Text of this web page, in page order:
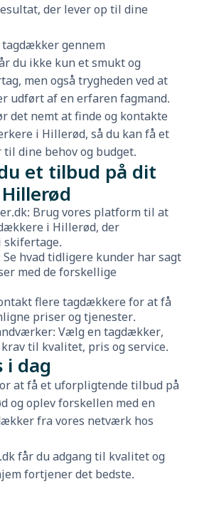
der lever op til dine
gennem
du ikke kun et smukt og
men også trygheden ved at
udført af en erfaren fagmand.
det nemt at finde og kontakte
i Hillerød, så du kan få et
dine behov og budget.
et tilbud på dit
Brug vores platform til at
i Hillerød, der
skifertage.
hvad tidligere kunder har sagt
med de forskellige
flere tagdækkere for at få
priser og tjenester.
Vælg en tagdækker,
til kvalitet, pris og service.
i dag
at få et uforpligtende tilbud på
og oplev forskellen med en
fra vores netværk hos
får du adgang til kvalitet og
fortjener det bedste.